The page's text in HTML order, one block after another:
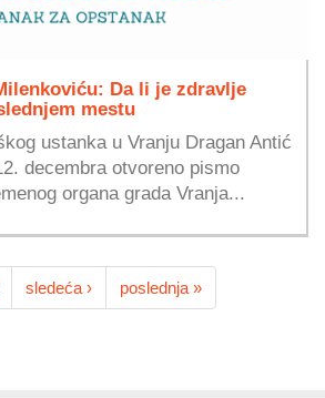
Da li je zdravlje
mestu
ustanka u Vranju Dragan Antić
decembra otvoreno pismo
organa grada Vranja...
sledeća › poslednja »